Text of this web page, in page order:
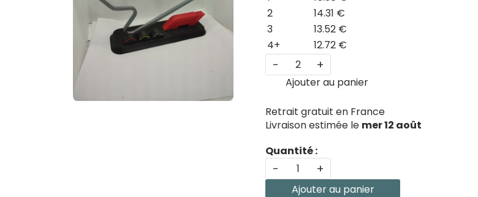
2
14.31 €
3
13.52 €
4+
12.72 €
- +
Ajouter au panier
Retrait gratuit en France
Livraison estimée le mer 12 août
Quantité :
- +
Ajouter au panier